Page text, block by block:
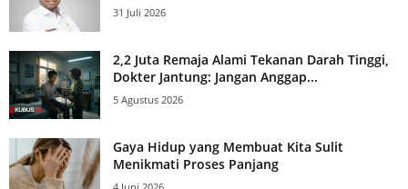
31 Juli 2026
2,2 Juta Remaja Alami Tekanan Darah Tinggi,
Dokter Jantung: Jangan Anggap...
5 Agustus 2026
Gaya Hidup yang Membuat Kita Sulit
Menikmati Proses Panjang